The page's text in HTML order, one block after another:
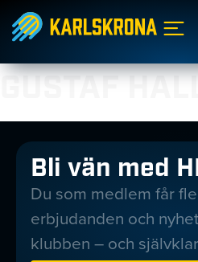
GUSTAF
Bli vän med
Du som medlem får
erbjudanden och
klubben – och